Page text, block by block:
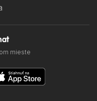
mieste